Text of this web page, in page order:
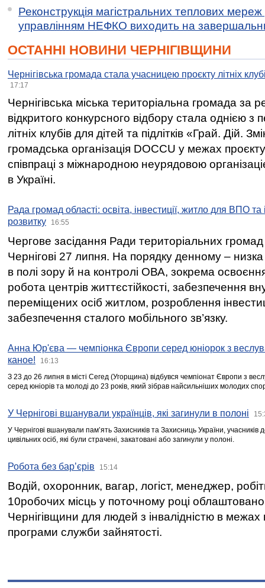
Реконструкція магістральних теплових мереж
управлінням НЕФКО виходить на
ОСТАННІ НОВИНИ ЧЕРНІГІВЩИНИ
Чернігівська громада стала учасницею проєкту літніх
17:17
Чернігівська міська територіальна громада за
відкритого конкурсного відбору стала однією
літніх клубів для дітей та підлітків «Грай. Дій.
громадська організація DOCCU у межах
співпраці з міжнародною неурядовою
в Україні.
Рада громад області: освіта, інвестиції, житло для ВПО
розвитку
16:55
Чергове засідання Ради територіальних громад
Чернігові 27 липня. На порядку денному –
в полі зору й на контролі ОВА, зокрема освоєння
робота центрів життєстійкості, забезпечення
переміщених осіб житлом, розроблення
забезпечення сталого мобільного зв’язку.
Анна Юр'єва — чемпіонка Європи серед юніорок з
каное!
16:13
З 23 до 26 липня в місті Сегед (Угорщина) відбувся чемпіонат Європи з
серед юніорів та молоді до 23 років, який зібрав найсильніших молодих
У Чернігові вшанували українців, які загинули в полоні
У Чернігові вшанували пам’ять Захисників та Захисниць України,
цивільних осіб, які були страчені, закатовані або загинули у полоні.
Робота без бар’єрів 15:14
Водій, охоронник, вагар, логіст, менеджер,
10робочих місць у поточному році
Чернігівщини для людей з інвалідністю в межах
програми служби зайнятості.